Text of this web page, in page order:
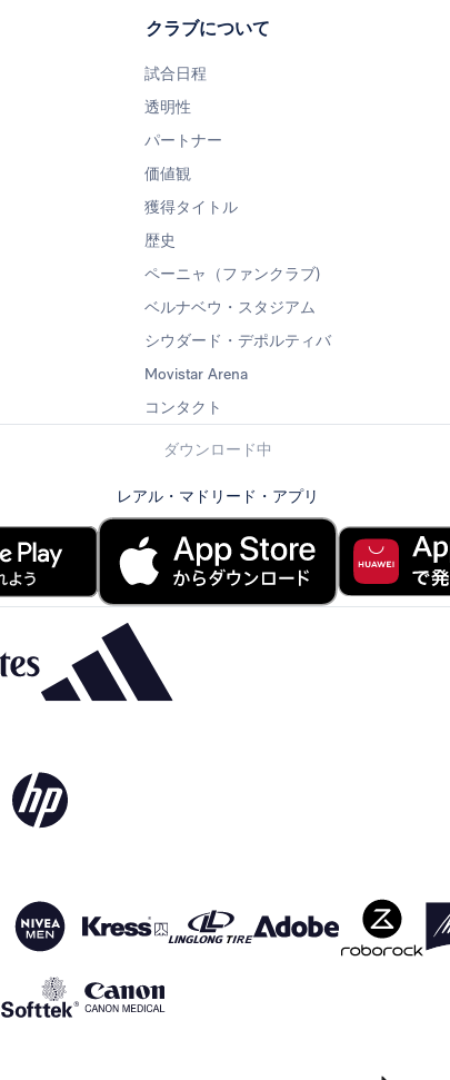
クラブについて
試合日程
透明性
パートナー
価値観
獲得タイトル
歴史
ペーニャ（ファンクラブ)
ベルナベウ・スタジアム
シウダード・デポルティバ
Movistar Arena
コンタクト
ダウンロード中
レアル・マドリード・アプリ